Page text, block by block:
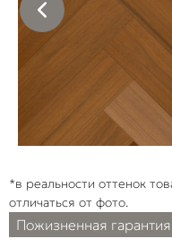
*в реальности оттенок
отличаться от фото.
Пожизненная гарантия